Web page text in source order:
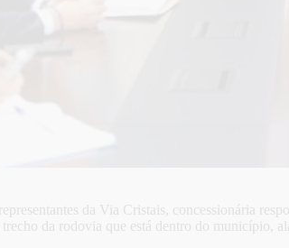
da Via Cristais, concessionária
da rodovia que está dentro do município,